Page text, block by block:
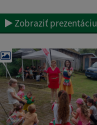
Zobraziť prezentáciu